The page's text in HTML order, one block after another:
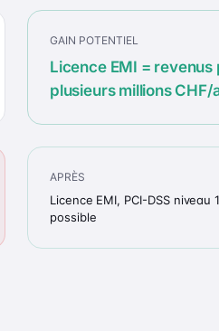
GAIN POTENTIEL
Licence EMI = revenus
plusieurs millions CHF/
APRÈS
Licence EMI, PCI-DSS
possible